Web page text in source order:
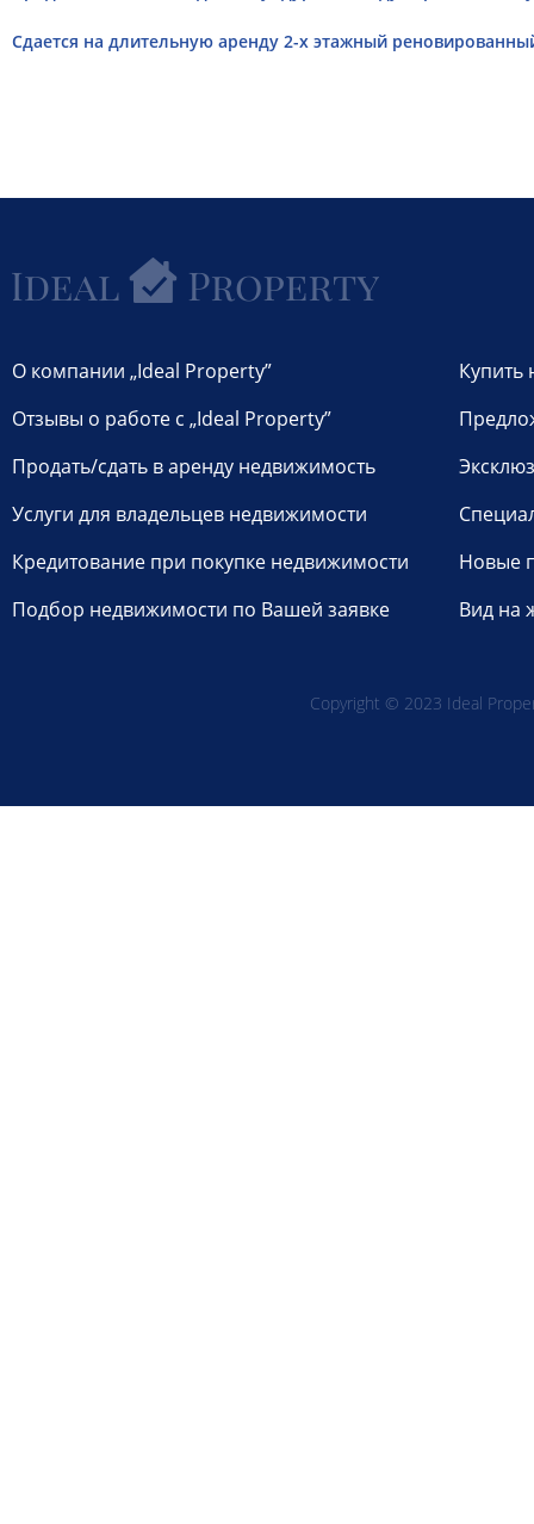
Cдается на длительную аренду 2-х этажный
О компании „Ideal Property”
Отзывы о работе с „Ideal Property”
Продать/сдать в аренду недвижимость
Услуги для владельцев недвижимости
Кредитование при покупке недвижимости
Подбор недвижимости по Вашей заявке
Купить
Новые
Вид на
Copyright © 2023 Ideal